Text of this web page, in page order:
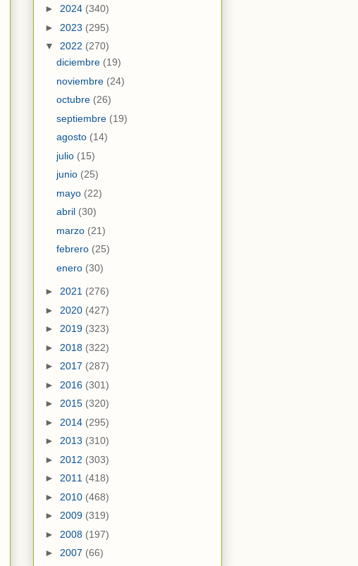
► 2024 (340)
► 2023 (295)
▼ 2022 (270)
diciembre (19)
noviembre (24)
octubre (26)
septiembre (19)
agosto (14)
julio (15)
junio (25)
mayo (22)
abril (30)
marzo (21)
febrero (25)
enero (30)
► 2021 (276)
► 2020 (427)
► 2019 (323)
► 2018 (322)
► 2017 (287)
► 2016 (301)
► 2015 (320)
► 2014 (295)
► 2013 (310)
► 2012 (303)
► 2011 (418)
► 2010 (468)
► 2009 (319)
► 2008 (197)
► 2007 (66)